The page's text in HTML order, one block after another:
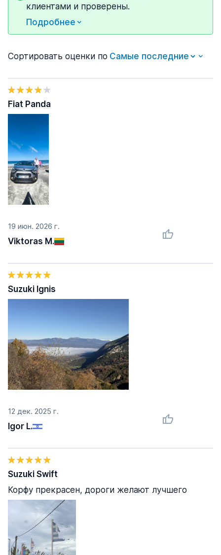
клиентами и проверены.
Подробнее
Сортировать оценки по
19 июн. 2026 г.
Viktoras M.
Fiat Panda
12 дек. 2025 г.
Igor L.
Suzuki Ignis
Suzuki Swift
Корфу прекрасен, дороги желают лучшего